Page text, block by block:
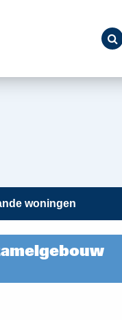
woningen